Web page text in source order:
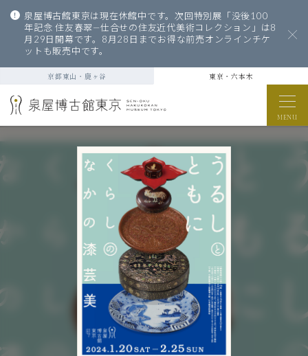
泉屋博古館東京は現在休館中です。次回特別展「没後100
年記念 住友春翠—仕合せの住友近代美術コレクション」は8
月29日開幕です。8月28日までお得な前売オンラインチケ
ットも販売中です。
京都東山・鹿ヶ谷 東京・六本木
MENU